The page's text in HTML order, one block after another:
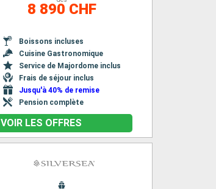
8 890 CHF
Boissons incluses
Cuisine Gastronomique
Service de Majordome inclus
Frais de séjour inclus
Jusqu'à 40% de remise
Pension complète
VOIR LES OFFRES